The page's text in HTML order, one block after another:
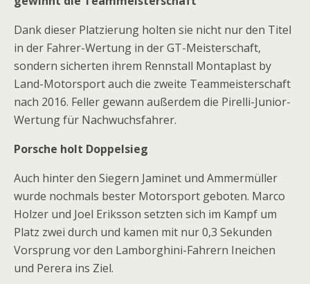
Dank dieser Platzierung holten sie nicht nur den Titel
in der Fahrer-Wertung in der GT-Meisterschaft,
sondern sicherten ihrem Rennstall Montaplast by
Land-Motorsport auch die zweite Teammeisterschaft
nach 2016. Feller gewann außerdem die Pirelli-Junior-
Wertung für Nachwuchsfahrer.
Porsche holt Doppelsieg
Auch hinter den Siegern Jaminet und Ammermüller
wurde nochmals bester Motorsport geboten. Marco
Holzer und Joel Eriksson setzten sich im Kampf um
Platz zwei durch und kamen mit nur 0,3 Sekunden
Vorsprung vor den Lamborghini-Fahrern Ineichen
und Perera ins Ziel.